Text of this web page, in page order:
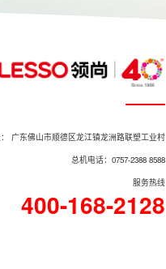
广东佛山市顺德区龙江镇龙洲路联塑工业村
总机电话：0757-2388 8588
服务热线
400-168-2128